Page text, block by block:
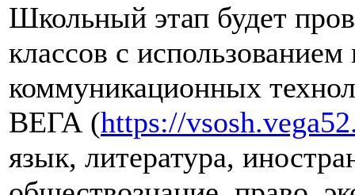
Школьный этап будет
классов с
коммуникационных
ВЕГА (https://
язык, литература,